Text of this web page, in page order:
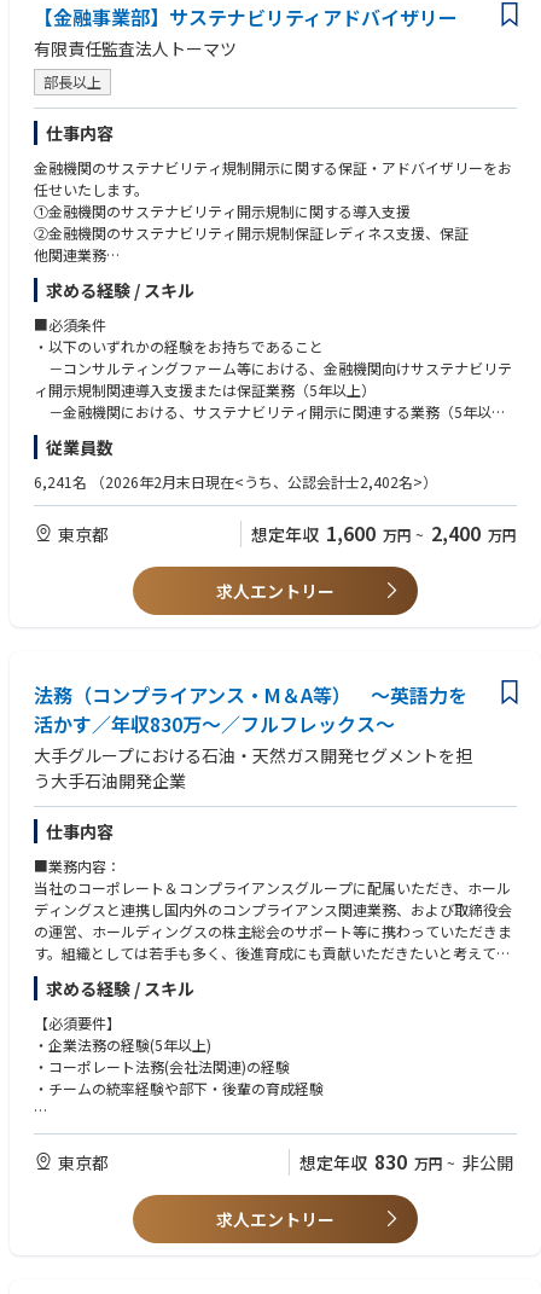
ディングの構築、市場やメディアのインサイトを捉えた能動的なパブリシ
ティ活動、将来のIPO・M&Aを見据えたコミュニケーション戦略の立案・
実行まで、広報・PR領域のすべてを牽引していただきます。
マクロ視点での市場認知創出とコミュニケーション戦略の推進：
「化学産業が日本経済を牽引し、社会をアップデートしていく」というマ
クロ視点に立った、社会的意義とインパクトの大きいストーリー発信・PR
戦略の設計
当社のビジネスモデルを、日本の産業基盤を支える文脈・トレンドとして
社会へ提示・浸透させるための仕掛けづくり
CEOのnote・SNS発信、業界カンファレンス登壇等におけるコンテンツ戦
略の策定とディレクション
ソーシャルメディアを巻き込んだ、自然な話題拡散を構造的に生み出す仕
組みの設計
戦略的メディアプロモート＆リレーション構築：
経済メディア（日経・東洋経済・Forbes等）、業界紙、テック系メディア
に対する、自社ニュースに閉じない多角的な切り口・企画の提案（ストー
リー性を持った能動的なメディア開拓）
記者・編集者との中長期的なパートナーシップの構築および継続的な情報
CEOをはじめとする経営陣のスポークスパーソン育成、取材対応、記者会
見の企画・運営
事業広報およびコーポレートブランディング：
事業広報・コーポレート広報の戦略立案、施策ロードマップの策定と実行
資金調達、新機能リリース、事業提携等に関するプレスリリースの企画・
成長フェーズに応じた危機管理広報体制の構築、インナーブランディング
によるバリュー浸透
マーケティング・イベントへのコミット：
業界特化型イベントや展示会の企画・運営（マーケティング視点を持った
広報・イベント企画）
・SNS運用やオウンドメディアを通じた積極的な情報発信、顧客取材・導
入事例制作の経験
・展示会や自社カンファレンスの企画・運営スキル
・PR TIMES、Cision等のPRツール、メディアモニタリングツールの運用
経験
・ビジネスレベルの英語力（海外メディア・海外投資家への対応経験・対
応力）
【金融事業部】サステナビリティアドバイザリー
有限責任監査法人トーマツ
部長以上
仕事内容
金融機関のサステナビリティ規制開示に関する保証・アドバイザリーをお
任せいたします。
①金融機関のサステナビリティ開示規制に関する導入支援
②金融機関のサステナビリティ開示規制保証レディネス支援、保証
他関連業務
■魅力
・SSBJ、SEC、CSRD等のサステナビリティ規制開示の導入により、大手
金融機関における規制対応プロジェクトが進行している状況下、先行する
グローバル金融機関における知見を参照しデロイトメンバーファームと協
働でプロジェクトに取り組むことができます
・デロイト グローバルとの強力な協業体制が整っており、先行知見を有効
求める経験 / スキル
■必須条件
・以下のいずれかの経験をお持ちであること
－コンサルティングファーム等における、金融機関向けサステナビリテ
ィ開示規制関連導入支援または保証業務（5年以上）
－金融機関における、サステナビリティ開示に関連する業務（5年以
上）
・金融機関における、管理部門経験（10年以上）
・チームマネジメント/ピープルマネジメント経験（5年以上）
■希望条件
・サステナビリティ関連業務経験
・内部統制に関する知見、知識
・諸外国のサステナビリティ開示実務に関する知見、知識
・日本国外でのプロジェクト参画経験、業務経験
従業員数
6,241名 （2026年2月末日現在<うち、公認会計士2,402名>）
東京都 想定年収 1,600 万円 ~ 2,400 万円
求人エントリー
法務（コンプライアンス・M＆A等） ～英語力を
活かす／年収830万～／フルフレックス～
大手グループにおける石油・天然ガス開発セグメントを担
う大手石油開発企業
仕事内容
■業務内容：
当社のコーポレート＆コンプライアンスグループに配属いただき、ホール
ディングスと連携し国内外のコンプライアンス関連業務、および取締役会
の運営、ホールディングスの株主総会のサポート等に携わっていただきま
す。組織としては若手も多く、後進育成にも貢献いただきたいと考えてい
ます。
■業務詳細：
ご経験に合わせて、下記のような業務いずれかをお任せいたします。
・コンプライアンス体制の構築・運用（規程整備、社内ルール策定、内部
通報窓口対応、事実調査、再発防止策立案）
・社内研修の実施
・会社法関連業務（取締役会運営、議事録作成）
現組織ではそのほか海外拠点への規定、コンプライアンス体制の浸透、体
制の強化に向けた企画・取り組み、組織の業務効率化等も動いておりま
す。コンプライアンス、規定浸透については大枠ホールディングスの方針
求める経験 / スキル
【必須要件】
・企業法務の経験(5年以上)
・コーポレート法務(会社法関連)の経験
・チームの統率経験や部下・後輩の育成経験
【歓迎要件】
・弁護士資格(国内・海外問わず)
・英語によるビジネスコミュニケーション能力(目安TOEIC730点以上)
【求める人物像】
・法務を軸としつつも幅広い領域での経験を積みたい方
東京都 想定年収 830 万円 ~ 非公開
求人エントリー